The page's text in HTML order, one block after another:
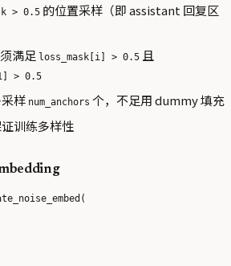
> 0.5 的位置采样（即 assistant 回复区
满足 loss_mask[i] > 0.5 且
> 0.5
样 num_anchors 个，不足用 dummy 填充
训练多样性